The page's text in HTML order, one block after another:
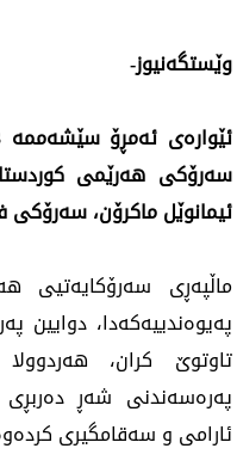
وێستگەنیوز-
سەرۆکی هەرێمی
ئیمانوێل ماکرۆن،
ماڵپەڕی سەرۆکایەتیی
پەیوەندییەکەدا، دوایین
تاوتوێ کران،
پەرەسەندنی شەڕ
ئارامی و سەقامگیری